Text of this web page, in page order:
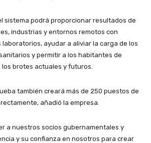
sistema podrá proporcionar resultados de
industrias y entornos remotos con
laboratorios, ayudar a aliviar la carga de los
y permitir a los habitantes de
brotes actuales y futuros.
también creará más de 250 puestos de
añadió la empresa.
a nuestros socios gubernamentales y
y su confianza en nosotros para crear